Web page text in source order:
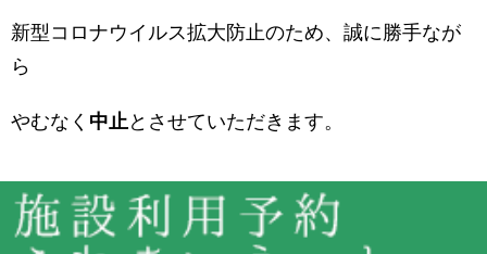
新型コロナウイルス拡大防止のため、誠に勝手なが
ら
やむなく 中止とさせていただきます。